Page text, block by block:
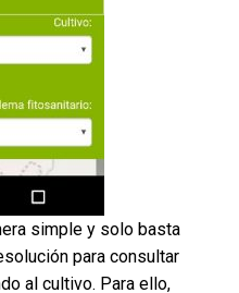
simple y solo basta
para consultar
al cultivo. Para ello,